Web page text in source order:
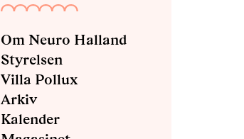
Om Neuro Halland
Styrelsen
Villa Pollux
Arkiv
Kalender